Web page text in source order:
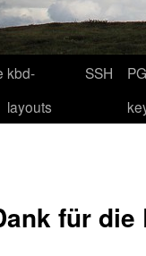
kbd-
layouts
SSH
für